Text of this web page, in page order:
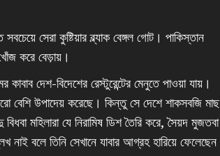
সেরা কুষ্টিয়ার ব্ল্যাক বেঙ্গল গোট। পাকিস্তান
করে বেড়ায়।
দেশ-বিদেশের রেস্টুরেন্টের মেনুতে পাওয়া যায়।
বেশি উপাদেয় করেছে। কিন্তু সে দেশে শাকসবজি মাছ
মহিলারা যে নিরামিষ ডিশ তৈরি করে, সৈয়দ মুজতবা
নাই বলে তিনি সেখানে যাবার আগ্রহ হারিয়ে ফেলেছেন